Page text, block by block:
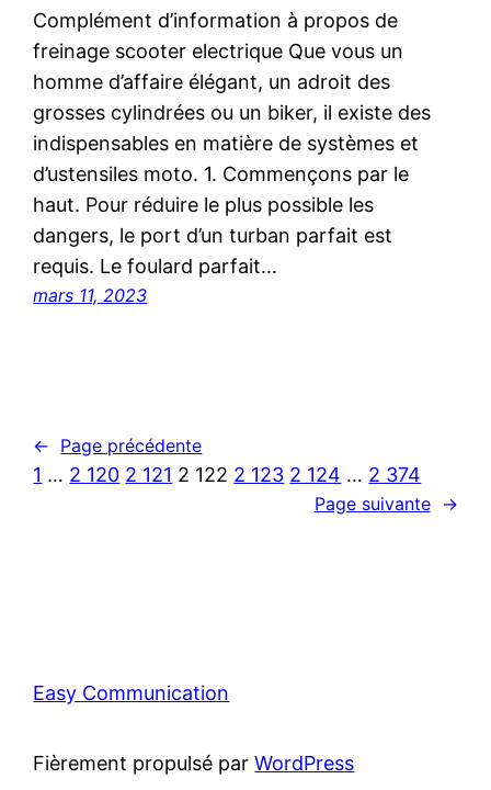
Complément d’information à propos de
freinage scooter electrique Que vous un
homme d’affaire élégant, un adroit des
grosses cylindrées ou un biker, il existe des
indispensables en matière de systèmes et
d’ustensiles moto. 1. Commençons par le
haut. Pour réduire le plus possible les
dangers, le port d’un turban parfait est
requis. Le foulard parfait…
mars 11, 2023
← Page précédente
1 … 2 120 2 121 2 122 2 123 2 124 … 2 374
Page suivante →
Easy Communication
Fièrement propulsé parWordPress